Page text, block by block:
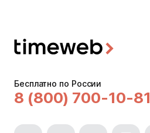
Бесплатно по России
8 (800) 700-10-81